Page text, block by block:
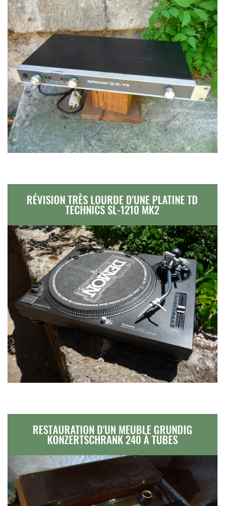
RÉVISION TRÈS LOURDE D'UNE PLATINE TD
TECHNICS SL-1210 MK2
RESTAURATION D'UN MEUBLE GRUNDIG
KONZERTSCHRANK 240 À TUBES